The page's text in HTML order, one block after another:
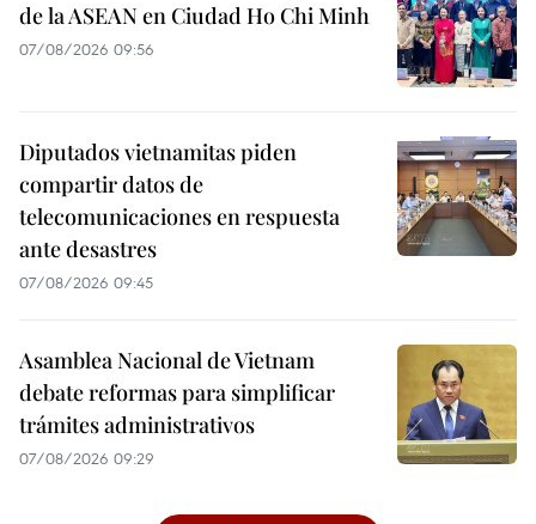
de la ASEAN en Ciudad Ho Chi Minh
07/08/2026 09:56
Diputados vietnamitas piden
compartir datos de
telecomunicaciones en respuesta
ante desastres
07/08/2026 09:45
Asamblea Nacional de Vietnam
debate reformas para simplificar
trámites administrativos
07/08/2026 09:29